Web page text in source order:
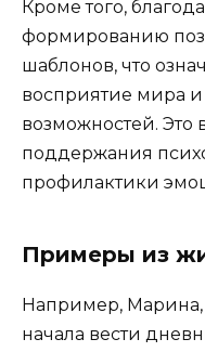
Кроме того,
формированию
шаблонов, что
восприятие мира и
возможностей. Это
поддержания
профилактики
Примеры из
Например,
начала вести